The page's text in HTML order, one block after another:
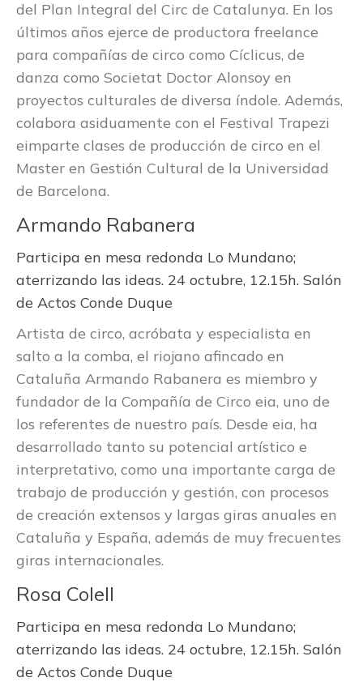
del Plan Integral del Circ de Catalunya. En los
últimos años ejerce de productora freelance
para compañías de circo como Cíclicus, de
danza como Societat Doctor Alonsoy en
proyectos culturales de diversa índole. Además,
colabora asiduamente con el Festival Trapezi
eimparte clases de producción de circo en el
Master en Gestión Cultural de la Universidad
de Barcelona.
Armando Rabanera
Participa en mesa redonda Lo Mundano;
aterrizando las ideas. 24 octubre, 12.15h. Salón
de Actos Conde Duque
Artista de circo, acróbata y especialista en
salto a la comba, el riojano afincado en
Cataluña Armando Rabanera es miembro y
fundador de la Compañía de Circo eia, uno de
los referentes de nuestro país. Desde eia, ha
desarrollado tanto su potencial artístico e
interpretativo, como una importante carga de
trabajo de producción y gestión, con procesos
de creación extensos y largas giras anuales en
Cataluña y España, además de muy frecuentes
giras internacionales.
Rosa Colell
Participa en mesa redonda Lo Mundano;
aterrizando las ideas. 24 octubre, 12.15h. Salón
de Actos Conde Duque